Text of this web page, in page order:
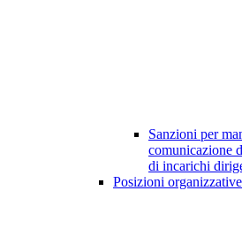
Sanzioni per
comunicazione
di incarichi
Posizioni organizzative